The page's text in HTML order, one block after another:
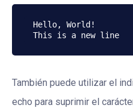
Hello, World!
También puede utilizar el
echo para suprimir el